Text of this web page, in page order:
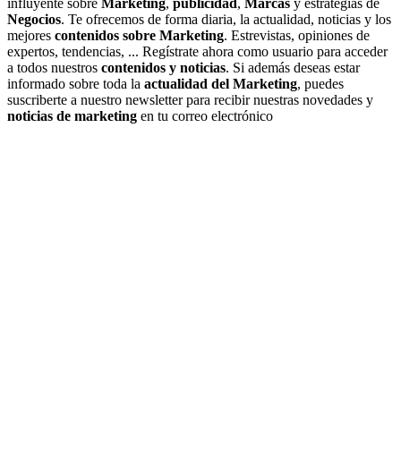
influyente sobre Marketing, publicidad , Marcas y estrategias de
Negocios. Te ofrecemos de forma diaria, la actualidad, noticias y los
mejores contenidos sobre Marketing. Estrevistas, opiniones de
expertos, tendencias, ... Regístrate ahora como usuario para acceder
a todos nuestros contenidos y noticias. Si además deseas estar
informado sobre toda la actualidad del Marketing, puedes
suscriberte a nuestro newsletter para recibir nuestras novedades y
noticias de marketing en tu correo electrónico